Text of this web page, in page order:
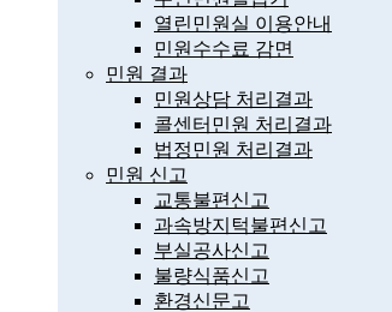
열린민원실 이용안내
민원수수료 감면
민원 결과
민원상담 처리결과
콜센터민원 처리결과
법정민원 처리결과
민원 신고
교통불편신고
과속방지턱불편신고
부실공사신고
불량식품신고
환경신문고